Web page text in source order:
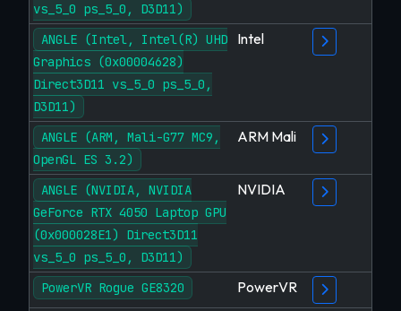
vs_5_0 ps_5_0, D3D11)
ANGLE (Intel, Intel(R) UHD
Graphics (0x00004628)
Direct3D11 vs_5_0 ps_5_0,
D3D11)
Intel
ANGLE (ARM, Mali-G77 MC9,
OpenGL ES 3.2)
ARM Mali
ANGLE (NVIDIA, NVIDIA
GeForce RTX 4050 Laptop GPU
(0x000028E1) Direct3D11
vs_5_0 ps_5_0, D3D11)
NVIDIA
PowerVR Rogue GE8320 PowerVR